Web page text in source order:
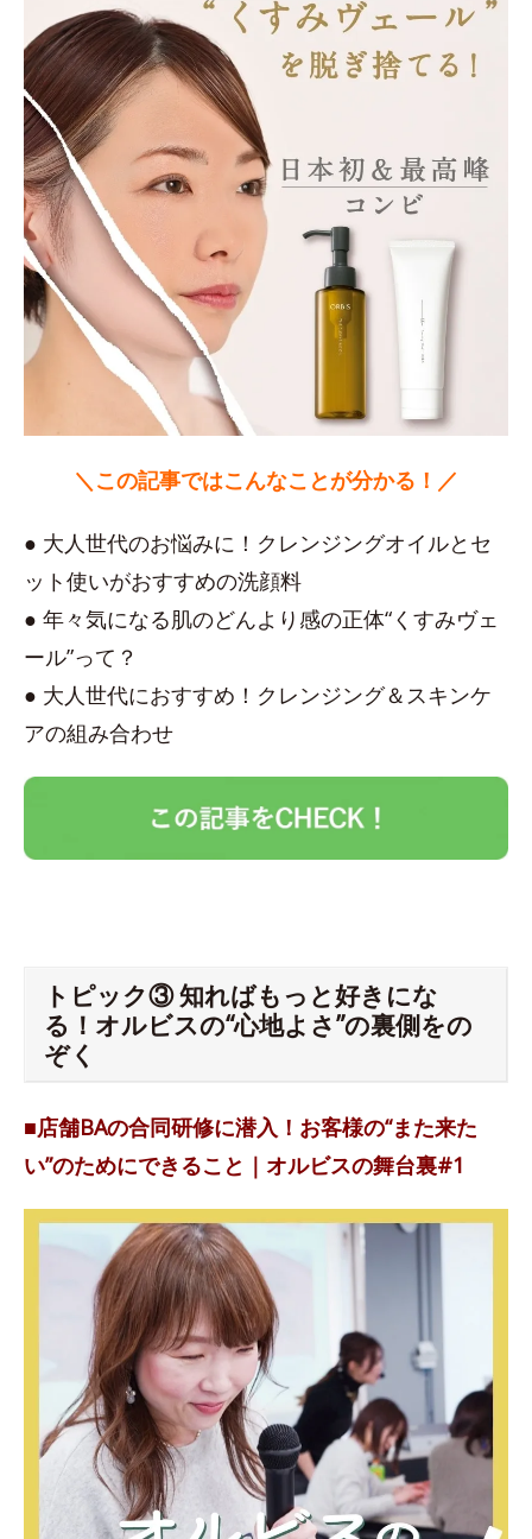
＼この記事ではこんなことが分かる！／
● 大人世代のお悩みに！クレンジングオイルとセ
ット使いがおすすめの洗顔料
● 年々気になる肌のどんより感の正体“くすみヴェ
ール”って？
● 大人世代におすすめ！クレンジング＆スキンケ
アの組み合わせ
トピック③ 知ればもっと好きにな
る！オルビスの“心地よさ”の裏側をの
ぞく
■店舗BAの合同研修に潜入！お客様の“また来た
い”のためにできること｜オルビスの舞台裏#1